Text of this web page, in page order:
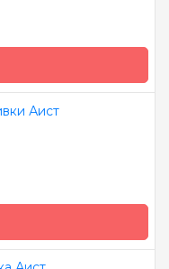
Арабеска
Арабеска